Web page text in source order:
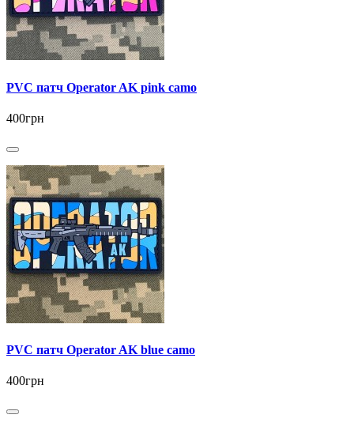
PVC патч Operator AK pink camo
400грн
PVC патч Operator AK blue camo
400грн